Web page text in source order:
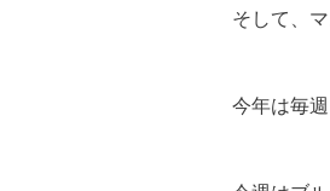
そして、
今年は毎